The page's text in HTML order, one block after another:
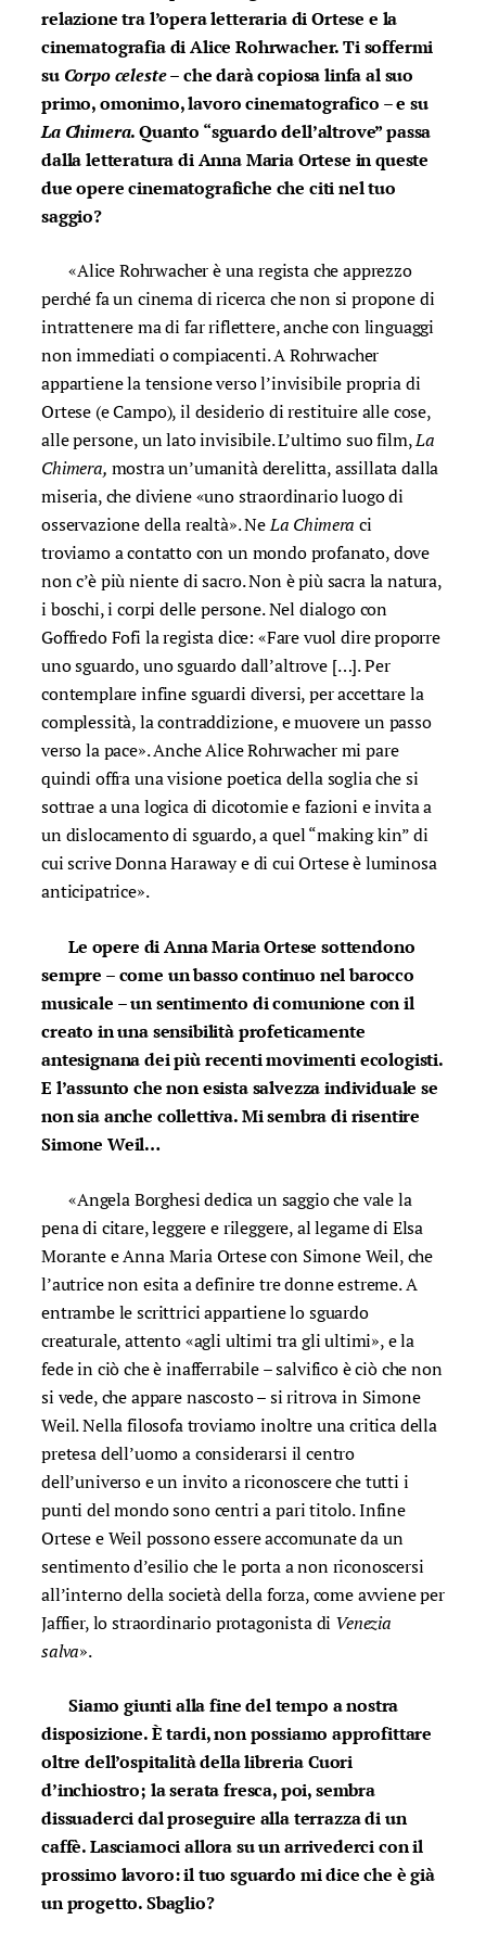
relazione tra l’opera letteraria di Ortese e la
cinematografia di Alice Rohrwacher. Ti soffermi
su Corpoceleste– che darà copiosa linfa al suo
primo, omonimo, lavoro cinematografico – e su
La Chimera. Quanto “sguardo dell’altrove” passa
dalla letteratura di Anna Maria Ortese in queste
due opere cinematografiche che citi nel tuo
saggio?
«Alice Rohrwacher è una regista che apprezzo
perché fa un cinema di ricerca che non si propone di
intrattenere ma di far riflettere, anche con linguaggi
non immediati o compiacenti. A Rohrwacher
appartiene la tensione verso l’invisibile propria di
Ortese (e Campo), il desiderio di restituire alle cose,
alle persone, un lato invisibile. L’ultimo suo film,La
Chimera, mostra un’umanità derelitta, assillata dalla
miseria, che diviene «uno straordinario luogo di
osservazione della realtà». NeLa Chimeraci
troviamo a contatto con un mondo profanato, dove
non c’è più niente di sacro. Non è più sacra la natura,
i boschi, i corpi delle persone. Nel dialogo con
Goffredo Fofi la regista dice: «Fare vuol dire proporre
uno sguardo, uno sguardo dall’altrove […]. Per
contemplare infine sguardi diversi, per accettare la
complessità, la contraddizione, e muovere un passo
verso la pace». Anche Alice Rohrwacher mi pare
quindi offra una visione poetica della soglia che si
sottrae a una logica di dicotomie e fazioni e invita a
un dislocamento di sguardo, a quel “making kin” di
cui scrive Donna Haraway e di cui Ortese è luminosa
anticipatrice».
Le opere di Anna Maria Ortese sottendono
sempre – come un basso continuo nel barocco
musicale – un sentimento di comunione con il
creato in una sensibilità profeticamente
antesignana dei più recenti movimenti ecologisti.
E l’assunto che non esista salvezza individuale se
non sia anche collettiva. Mi sembra di risentire
Simone Weil…
«Angela Borghesi dedica un saggio che vale la
pena di citare, leggere e rileggere, al legame di Elsa
Morante e Anna Maria Ortese con Simone Weil, che
l’autrice non esita a definire tre donne estreme. A
entrambe le scrittrici appartiene lo sguardo
creaturale, attento «agli ultimi tra gli ultimi», e la
fede in ciò che è inafferrabile – salvifico è ciò che non
si vede, che appare nascosto – si ritrova in Simone
Weil. Nella filosofa troviamo inoltre una critica della
pretesa dell’uomo a considerarsi il centro
dell’universo e un invito a riconoscere che tutti i
punti del mondo sono centri a pari titolo. Infine
Ortese e Weil possono essere accomunate da un
sentimento d’esilio che le porta a non riconoscersi
all’interno della società della forza, come avviene per
Jaffier, lo straordinario protagonista di Venezia
salva».
Siamo giunti alla fine del tempo a nostra
disposizione. È tardi, non possiamo approfittare
oltre dell’ospitalità della libreria Cuori
d’inchiostro; la serata fresca, poi, sembra
dissuaderci dal proseguire alla terrazza di un
caffè. Lasciamoci allora su un arrivederci con il
prossimo lavoro: il tuo sguardo mi dice che è già
un progetto. Sbaglio?